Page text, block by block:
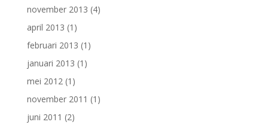
november 2013 (4)
april 2013 (1)
februari 2013 (1)
januari 2013 (1)
mei 2012 (1)
november 2011 (1)
juni 2011 (2)